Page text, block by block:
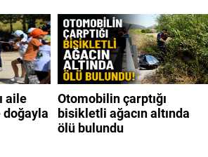
aile
doğayla
Otomobilin çarptığı
bisikletli ağacın altında
ölü bulundu